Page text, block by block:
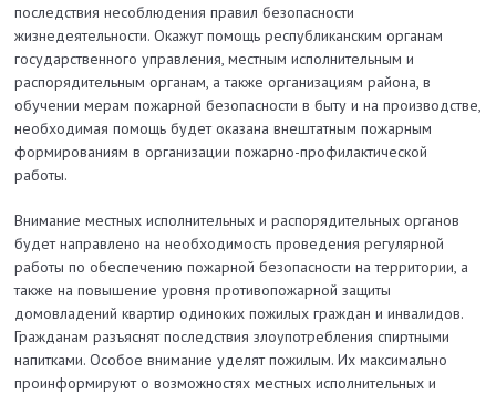
последствия несоблюдения правил безопасности
жизнедеятельности. Окажут помощь республиканским органам
государственного управления, местным исполнительным и
распорядительным органам, а также организациям района, в
обучении мерам пожарной безопасности в быту и на производстве,
необходимая помощь будет оказана внештатным пожарным
формированиям в организации пожарно-профилактической
работы.
Внимание местных исполнительных и распорядительных органов
будет направлено на необходимость проведения регулярной
работы по обеспечению пожарной безопасности на территории, а
также на повышение уровня противопожарной защиты
домовладений квартир одиноких пожилых граждан и инвалидов.
Гражданам разъяснят последствия злоупотребления спиртными
напитками. Особое внимание уделят пожилым. Их максимально
проинформируют о возможностях местных исполнительных и